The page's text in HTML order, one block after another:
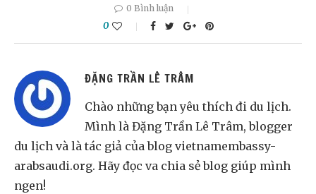
0 Bình luận
0
ĐẶNG TRẦN LÊ TRÂM
Chào những bạn yêu thích đi du lịch.
Mình là Đặng Trần Lê Trâm, blogger
du lịch và là tác giả của blog vietnamembassy-
arabsaudi.org. Hãy đọc va chia sẻ blog giúp mình
ngen!